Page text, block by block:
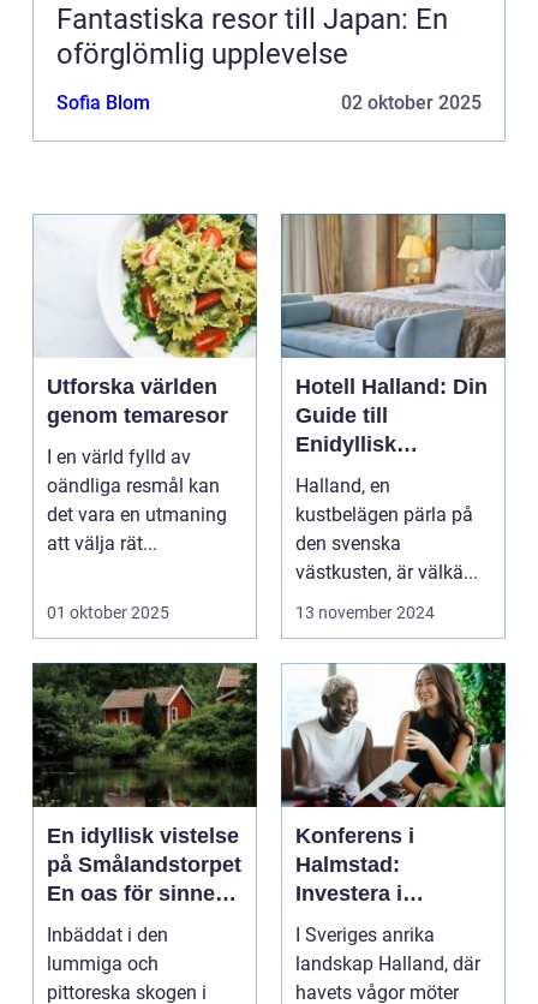
Fantastiska resor till Japan: En
oförglömlig upplevelse
Sofia Blom 02 oktober 2025
Utforska världen
genom temaresor
I en värld fylld av
oändliga resmål kan
det vara en utmaning
att välja rät...
01 oktober 2025
Hotell Halland: Din
Guide till
Enidyllisk
Semestervistelse
Halland, en
kustbelägen pärla på
den svenska
västkusten, är välkä...
13 november 2024
En idyllisk vistelse
på Smålandstorpet
En oas för sinnet
på svenska
landsbygden
Inbäddat i den
lummiga och
pittoreska skogen i
Konferens i
Halmstad:
Investera i
inspiration och
effektivitet
I Sveriges anrika
landskap Halland, där
havets vågor möter